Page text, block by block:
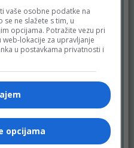
vaše osobne podatke na
ne slažete s tim, u
opcijama. Potražite vezu pri
lokacije za upravljanje
u postavkama privatnosti i
opcijama